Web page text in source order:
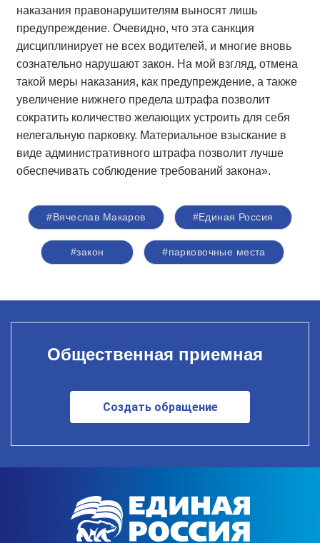
наказания правонарушителям выносят лишь
предупреждение. Очевидно, что эта санкция
дисциплинирует не всех водителей, и многие вновь
сознательно нарушают закон. На мой взгляд, отмена
такой меры наказания, как предупреждение, а также
увеличение нижнего предела штрафа позволит
сократить количество желающих устроить для себя
нелегальную парковку. Материальное взыскание в
виде административного штрафа позволит лучше
обеспечивать соблюдение требований закона».
#Вячеслав Макаров #Единая Россия
#закон #парковочные места
Общественная приемная
Создать обращение